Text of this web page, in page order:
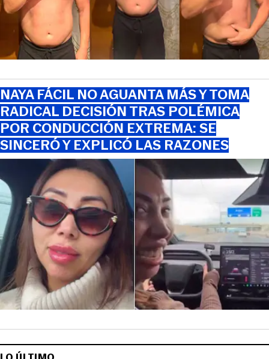
NAYA FÁCIL NO AGUANTA MÁS Y TOMA
RADICAL DECISIÓN TRAS POLÉMICA
POR CONDUCCIÓN EXTREMA: SE
SINCERÓ Y EXPLICÓ LAS RAZONES